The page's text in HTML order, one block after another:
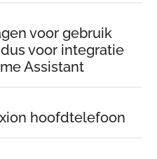
voor gebruik
voor integratie
Assistant
hoofdtelefoon